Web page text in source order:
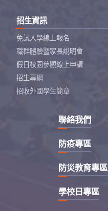
招生資訊
免試入學線上報名
職群體驗暨家長說明會
假日校園參觀線上申請
招生專網
招收外國學生簡章
聯絡我們
防疫專區
防災教育專區
學校日專區